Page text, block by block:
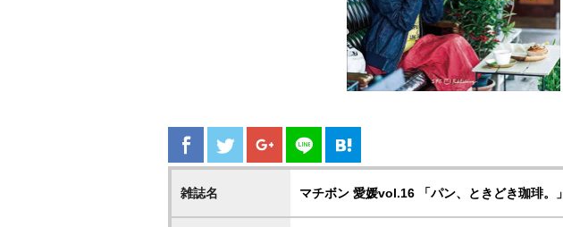
雑誌名 マチボン 愛媛vol.16 「パン、ときどき珈琲。」